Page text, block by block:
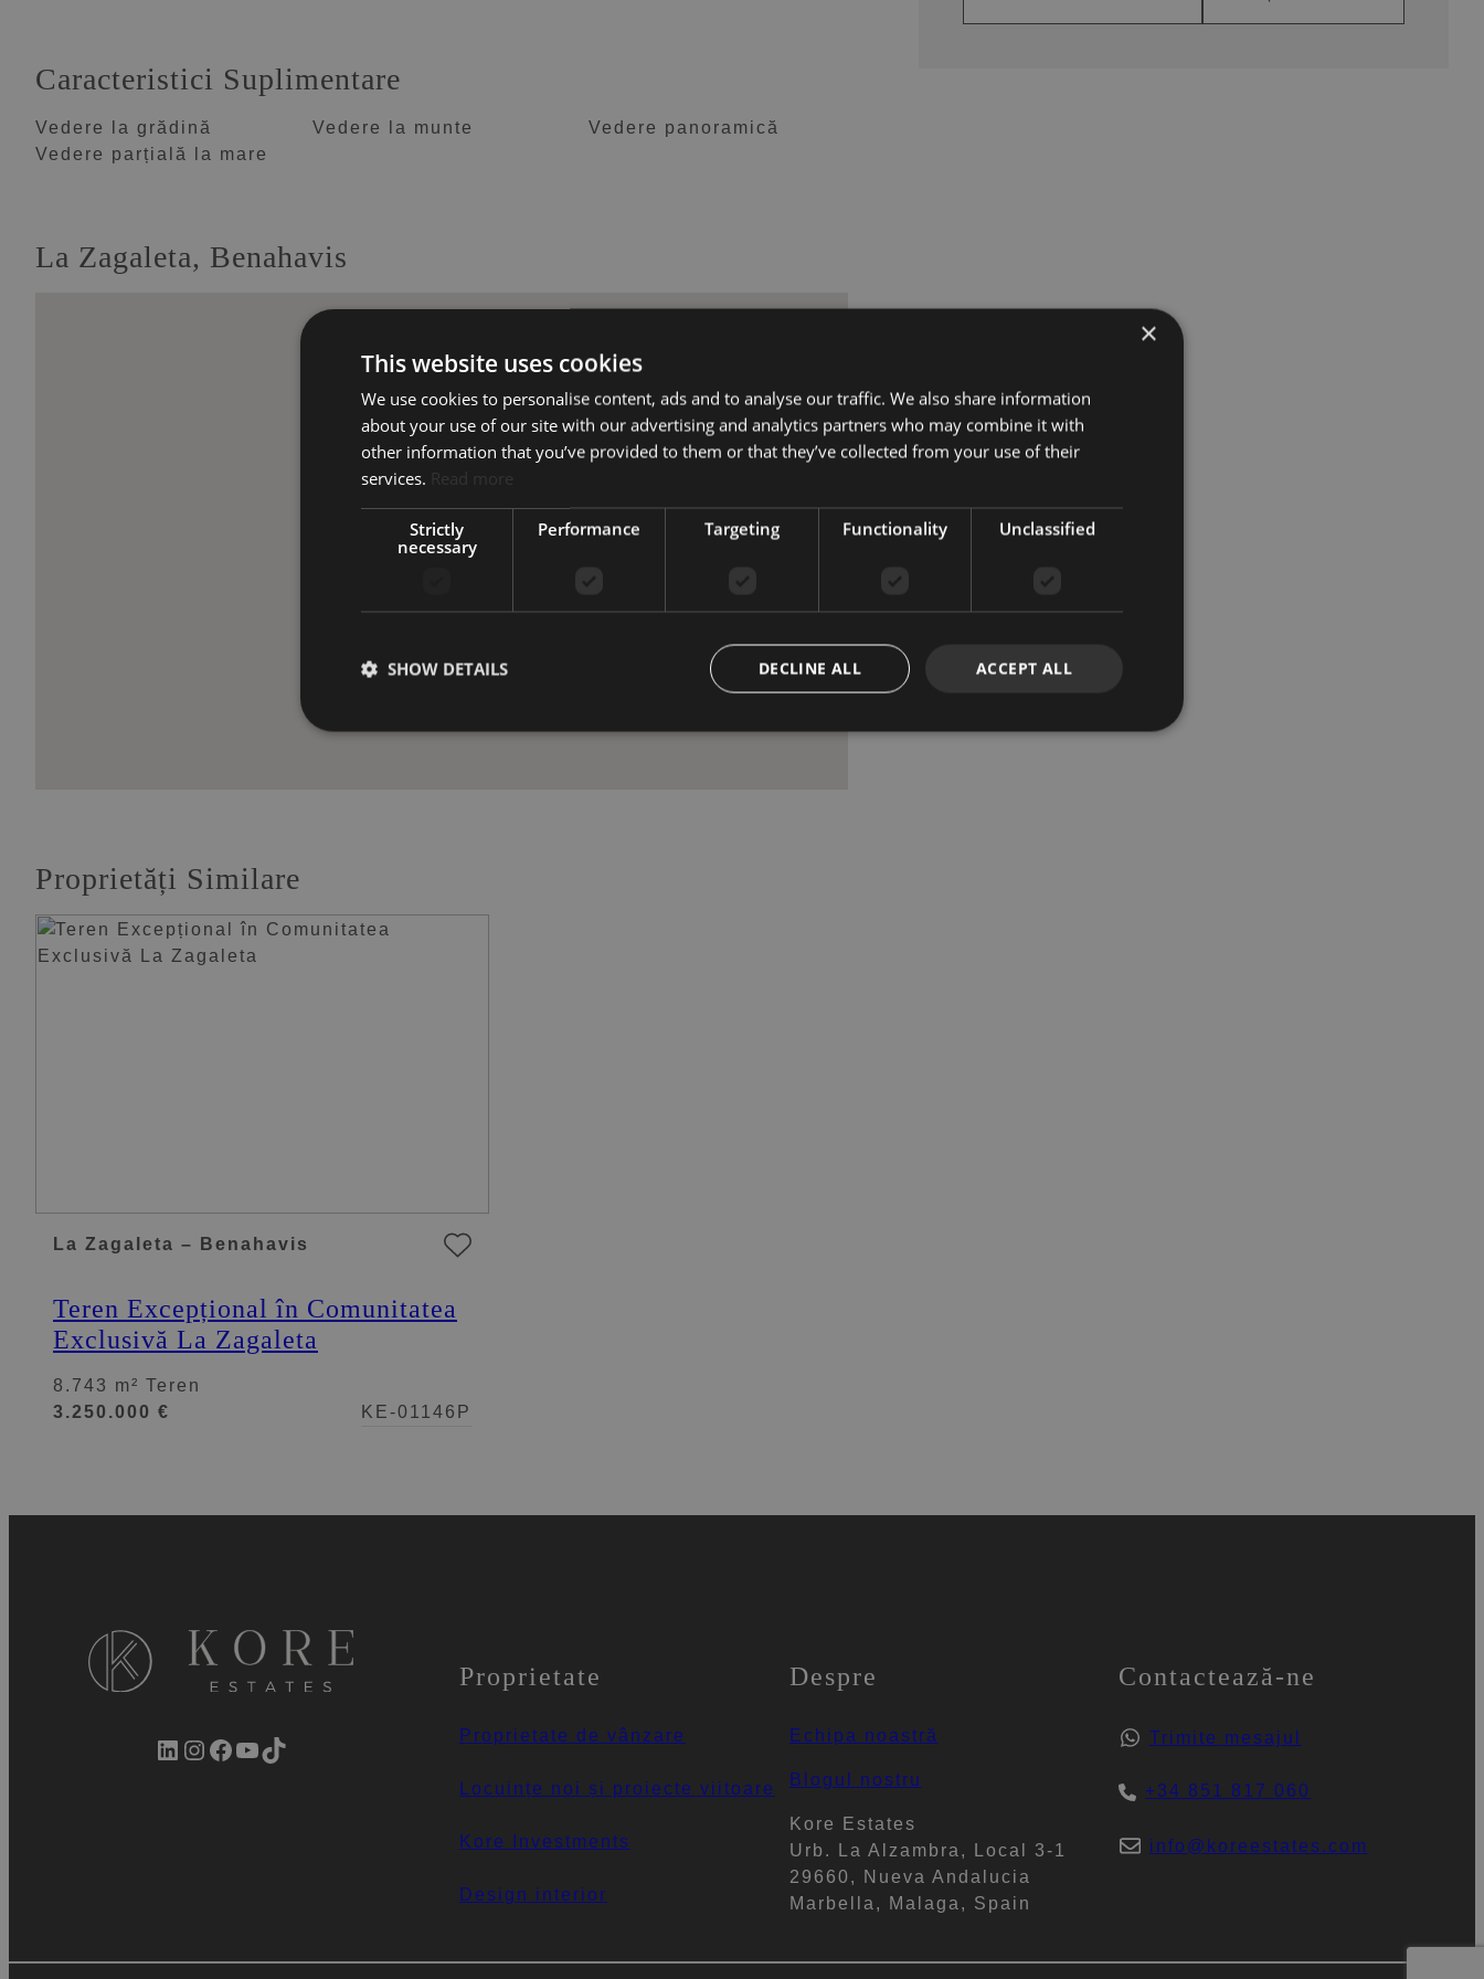
Caracteristici Suplimentare
Vedere la grădină Vedere la munte
Vedere panoramică
Vedere parțială la mare
La Zagaleta, Benahavis
Proprietăți Similare
La Zagaleta – Benahavis
Teren Excepțional în Comunitatea
Exclusivă La Zagaleta
8.743 m² Teren
3.250.000 €
KE-01146P
LinkedIn InstagramFacebook YouTube TikTok
Proprietate
Proprietate de vânzare
Locuințe noi și proiecte viitoare
Kore Investments
Design interior
Despre
Echipa noastră
Blogul nostru
Kore Estates
Urb. La Alzambra, Local 3-1
29660, Nueva Andalucia
Marbella, Malaga, Spain
Contactează-ne
Trimite mesajul
+34 851 817 060
info@koreestates.com
×
This website uses cookies
We use cookies to personalise content, ads and to analyse our traffic. We also share information
about your use of our site with our advertising and analytics partners who may combine it with
other information that you’ve provided to them or that they’ve collected from your use of their
services. Read more
Strictly
necessary
Performance Targeting Functionality Unclassified
ACCEPT ALL
DECLINE ALL
SHOW DETAILS